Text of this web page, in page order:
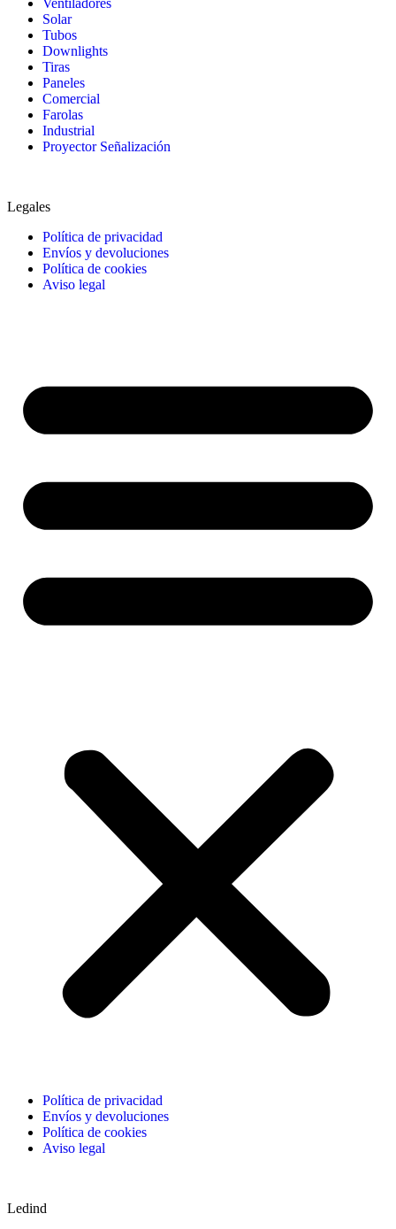
Solar
Tubos
Downlights
Tiras
Paneles
Comercial
Farolas
Industrial
Proyector Señalización
Legales
Política de privacidad
Envíos y devoluciones
Política de cookies
Aviso legal
Política de privacidad
Envíos y devoluciones
Política de cookies
Aviso legal
Ledind